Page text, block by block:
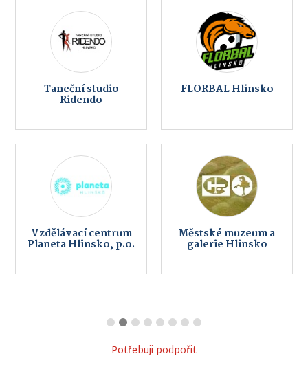
Taneční studio
Ridendo
FLORBAL Hlinsko
Vzdělávací centrum
Planeta Hlinsko, p.o.
Městské muzeum a
galerie Hlinsko
Potřebuji podpořit